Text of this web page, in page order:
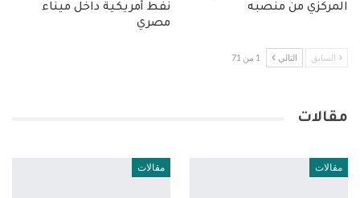
المركزي من منصبه
نفط أمريكية داخل ميناء
مصري
السابق التالي 1 من 71
مقالات
مقالات مقالات